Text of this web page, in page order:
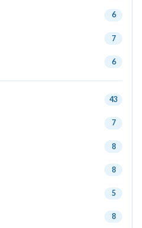
6
7
6
43
7
8
8
5
8